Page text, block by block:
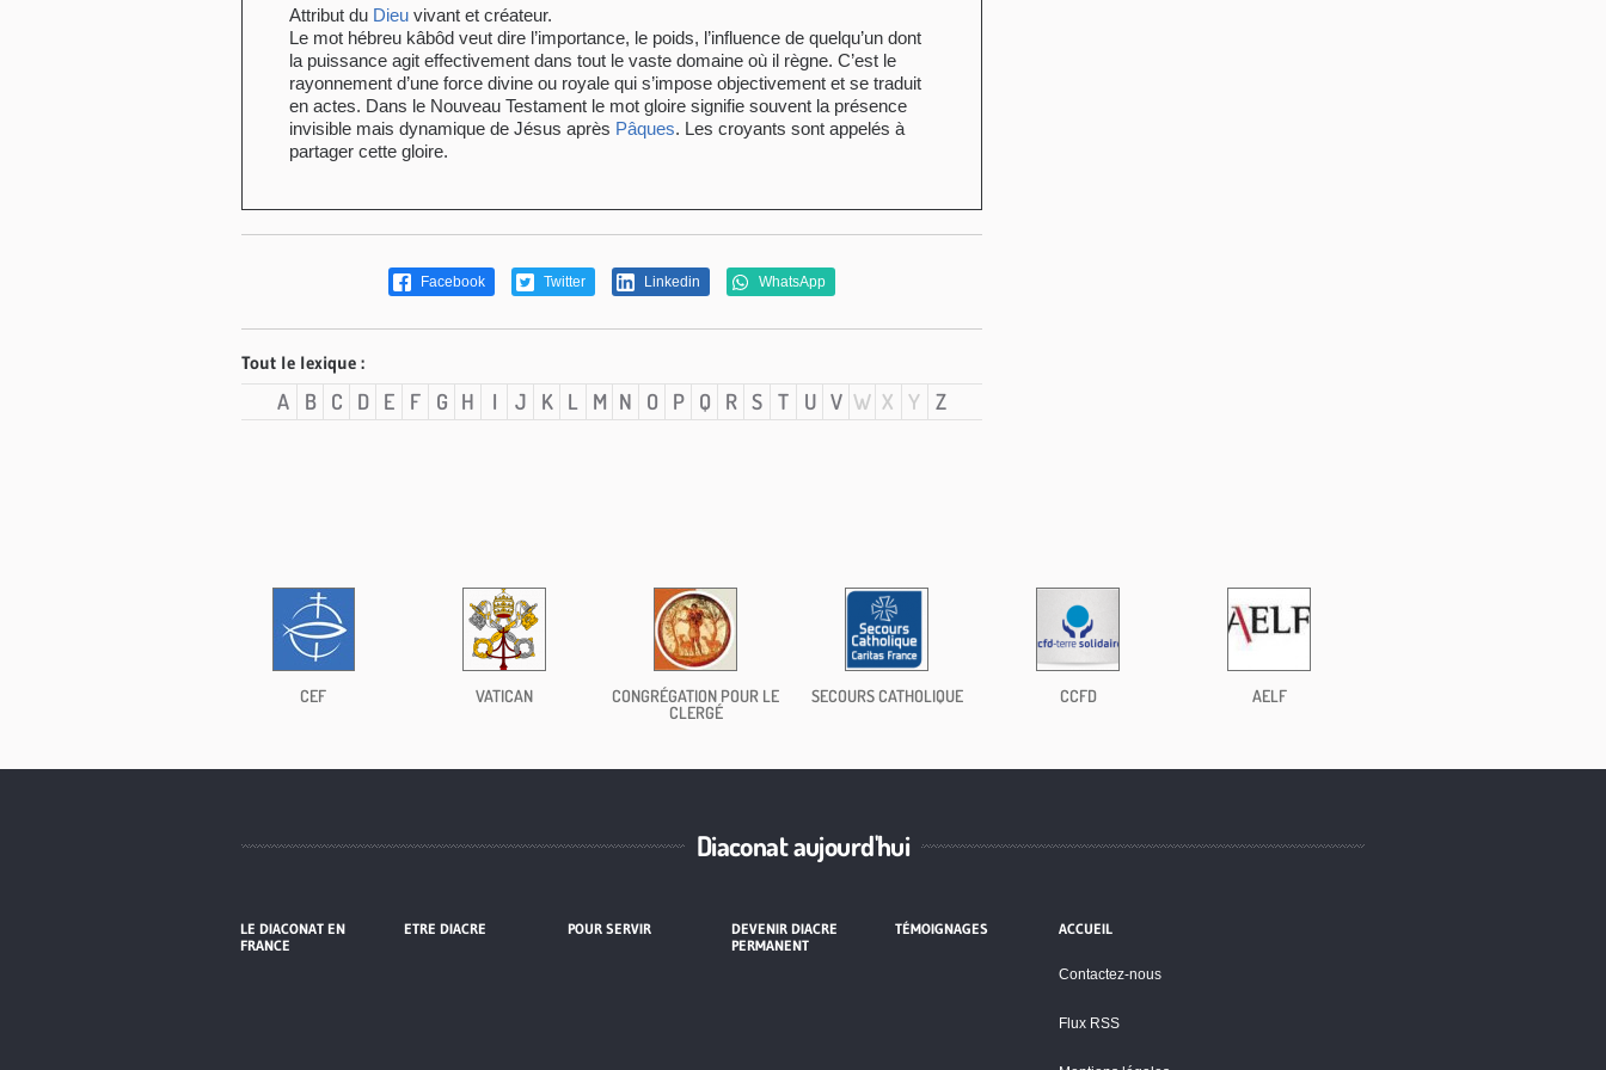
Attribut du Dieu vivant et créateur.
Le mot hébreu kâbôd veut dire l’importance, le poids, l’influence de quelqu’un dont
la puissance agit effectivement dans tout le vaste domaine où il règne. C’est le
rayonnement d’une force divine ou royale qui s’impose objectivement et se traduit
en actes. Dans le Nouveau Testament le mot gloire signifie souvent la présence
invisible mais dynamique de Jésus après Pâques. Les croyants sont appelés à
partager cette gloire.
Facebook Twitter Linkedin WhatsApp
Tout le lexique :
A B C D E F G H I J K L M N O P Q R S T U V W X Y Z
CEF VATICAN
CONGRÉGATION POUR LE
CLERGÉ
SECOURS CATHOLIQUE CCFD AELF
Diaconat aujourd'hui
LE DIACONAT EN
FRANCE
ETRE DIACRE POUR SERVIR
DEVENIR DIACRE
PERMANENT
TÉMOIGNAGES ACCUEIL
Contactez-nous
Flux RSS